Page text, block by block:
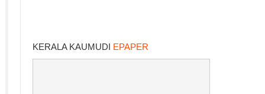
KERALA KAUMUDI EPAPER